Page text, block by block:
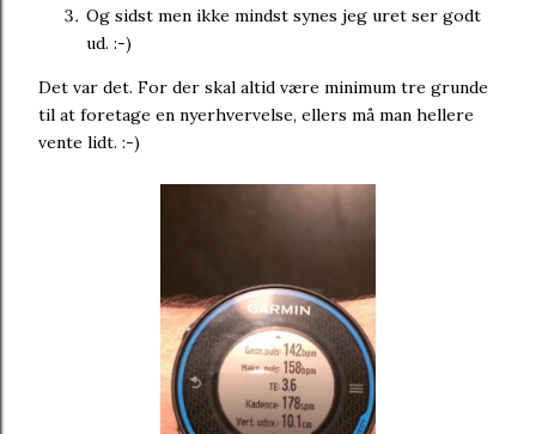
Og sidst men ikke mindst synes jeg uret ser godt
ud. :-)
Det var det. For der skal altid være minimum tre grunde
til at foretage en nyerhvervelse, ellers må man hellere
vente lidt. :-)